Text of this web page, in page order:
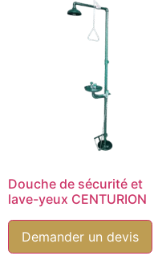
Douche de sécurité et
lave-yeux CENTURION
Demander un devis